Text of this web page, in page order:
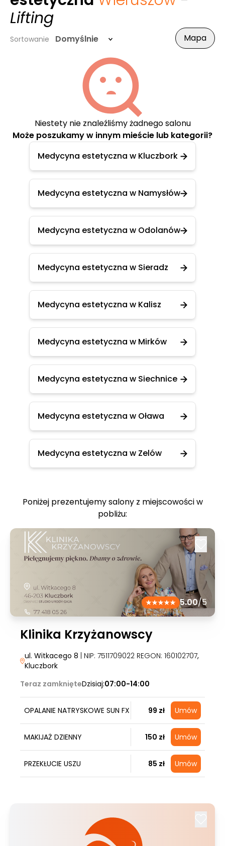
Lifting
Sortowanie Domyślnie Mapa
Niestety nie znaleźliśmy żadnego salonu
Może poszukamy w innym mieście lub kategorii?
Medycyna estetyczna w Kluczbork
Medycyna estetyczna w Namysłów
Medycyna estetyczna w Odolanów
Medycyna estetyczna w Sieradz
Medycyna estetyczna w Kalisz
Medycyna estetyczna w Mirków
Medycyna estetyczna w Siechnice
Medycyna estetyczna w Oława
Medycyna estetyczna w Zelów
Poniżej prezentujemy salony z miejscowości w
pobliżu:
5.00/5
Klinika Krzyżanowscy
ul. Witkacego 8 | NIP: 7511709022 REGON: 160102707,
Kluczbork
Teraz zamknięteDzisiaj:07:00-14:00
OPALANIE NATRYSKOWE SUN FX 99 zł Umów
MAKIJAŻ DZIENNY 150 zł Umów
PRZEKŁUCIE USZU 85 zł Umów